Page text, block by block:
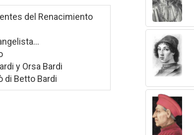
del Renacimiento
y Orsa Bardi
di Betto Bardi